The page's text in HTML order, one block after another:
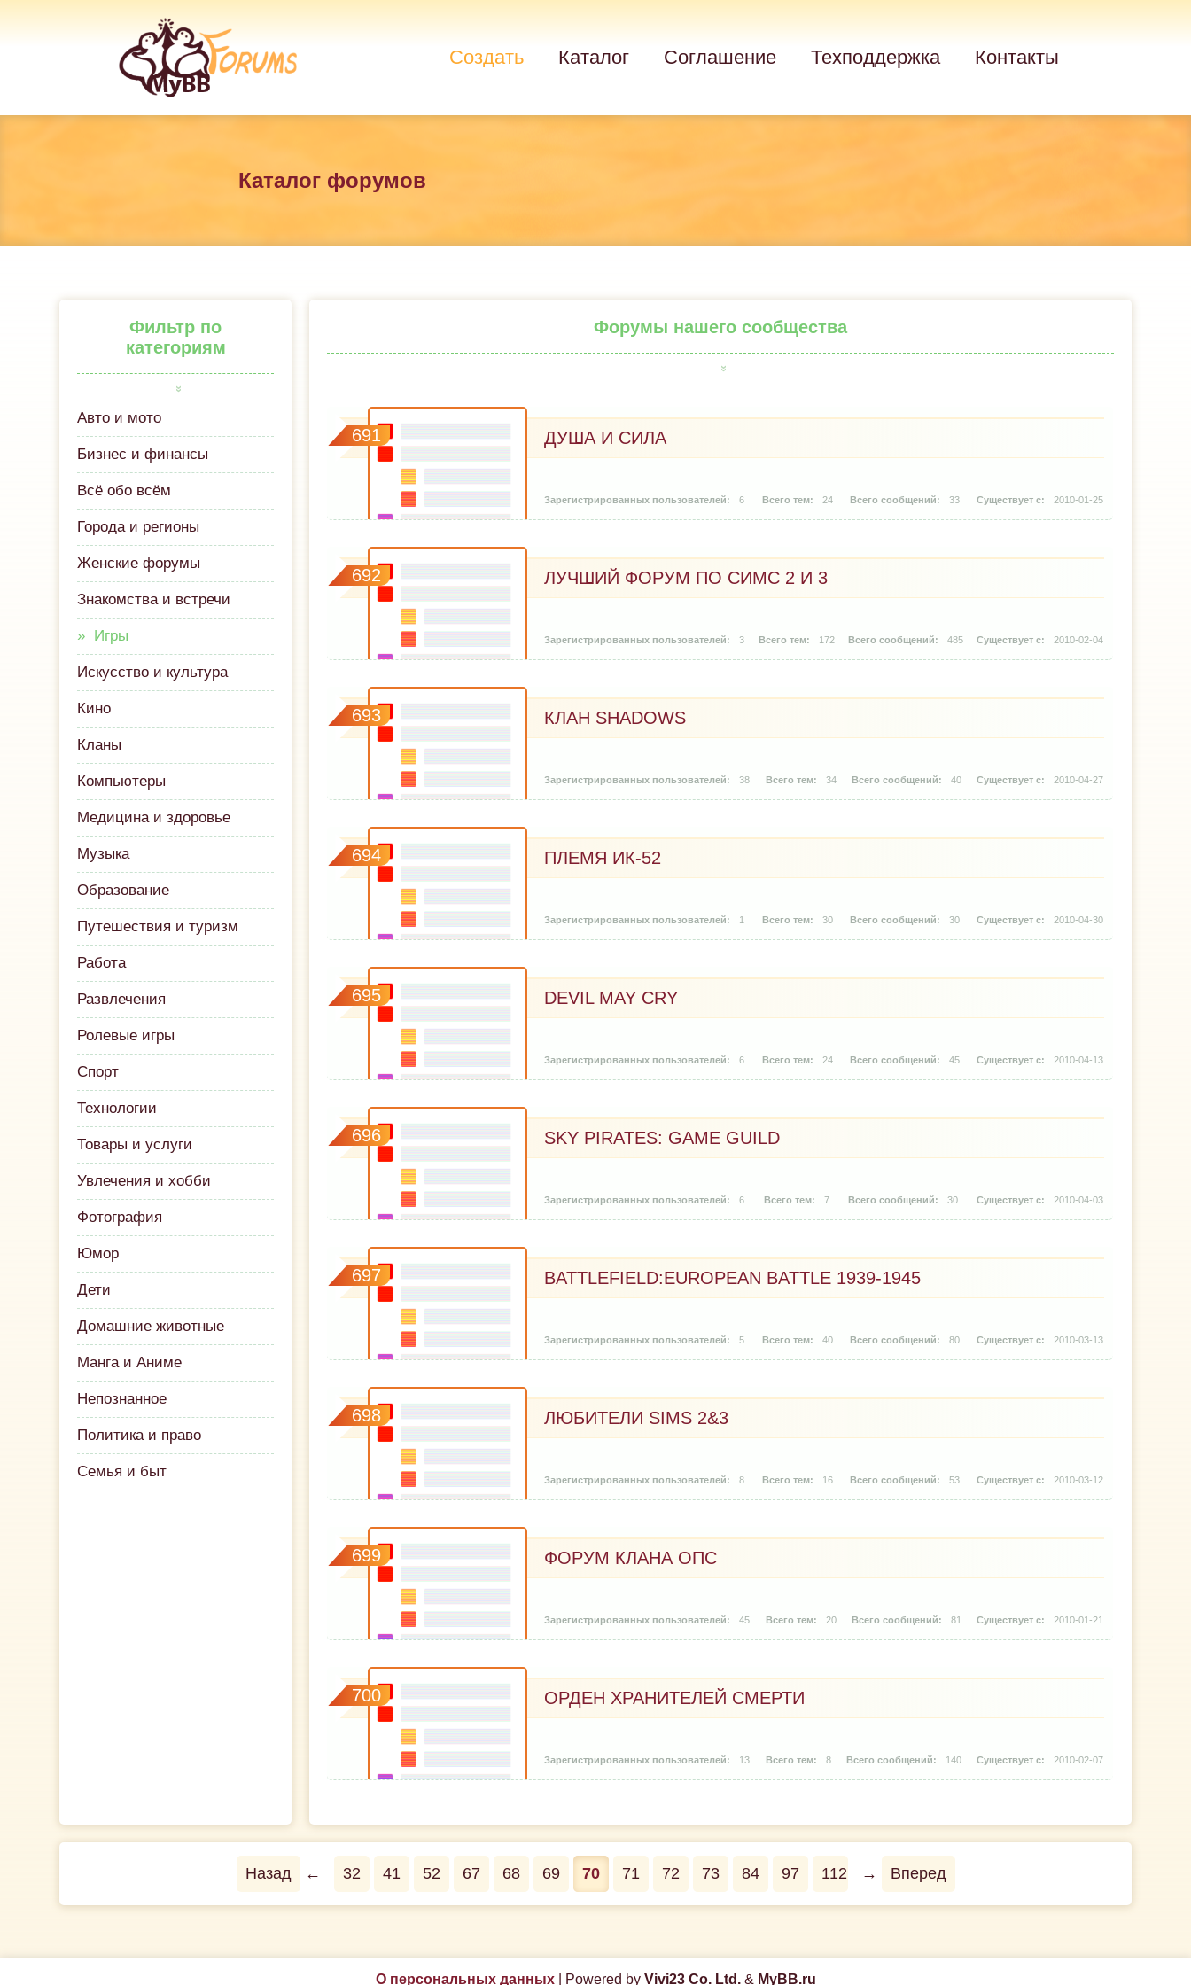
Создать Каталог Соглашение Техподдержка Контакты
Каталог форумов
Фильтр по
категориям
Авто и мото
Бизнес и финансы
Всё обо всём
Города и регионы
Женские форумы
Знакомства и встречи
Игры
Искусство и культура
Кино
Кланы
Компьютеры
Медицина и здоровье
Музыка
Образование
Путешествия и туризм
Работа
Развлечения
Ролевые игры
Спорт
Технологии
Товары и услуги
Увлечения и хобби
Фотография
Юмор
Дети
Домашние животные
Манга и Аниме
Непознанное
Политика и право
Семья и быт
Форумы нашего сообщества
691 ДУША И СИЛА
6 24 33 2010-01-25
692 ЛУЧШИЙ ФОРУМ ПО СИМС 2 И 3
3 172 485 2010-02-04
693 КЛАН SHADOWS
38 34 40 2010-04-27
694 ПЛЕМЯ ИК-52
1 30 30 2010-04-30
695 DEVIL MAY CRY
6 24 45 2010-04-13
696 SKY PIRATES: GAME GUILD
6 7 30 2010-04-03
697 BATTLEFIELD:EUROPEAN BATTLE 1939-1945
5 40 80 2010-03-13
698 ЛЮБИТЕЛИ SIMS 2&3
8 16 53 2010-03-12
699 ФОРУМ КЛАНА ОПС
45 20 81 2010-01-21
700 ОРДЕН ХРАНИТЕЛЕЙ СМЕРТИ
13 8 140 2010-02-07
Назад ← 32 41 52 67 68 69 70 71 72 73 84 97 112 → Вперед
О персональных данных| Powered by Vivi23 Co. Ltd.& MyBB.ru